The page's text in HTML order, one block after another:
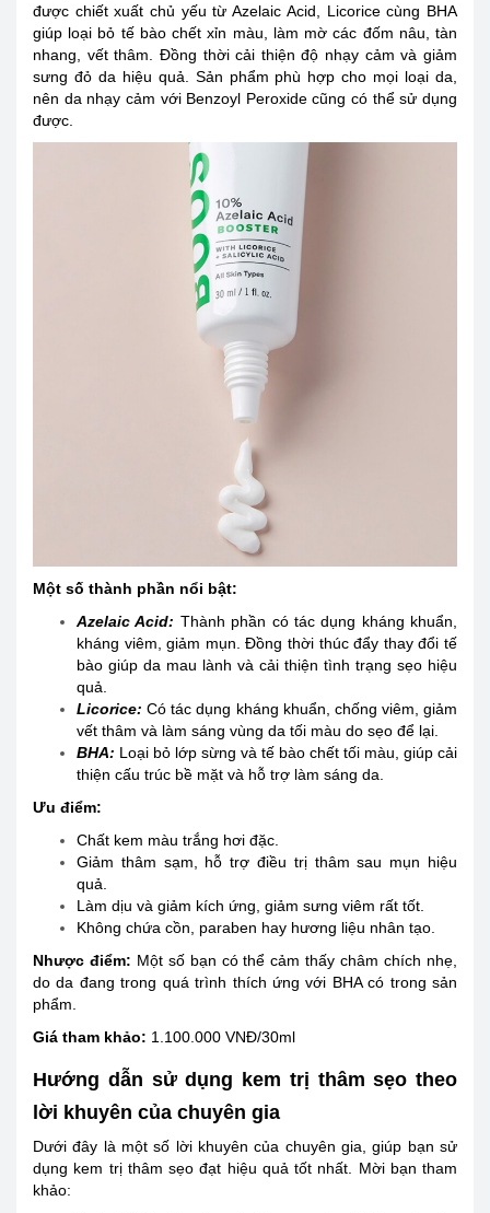
được chiết xuất chủ yếu từ Azelaic Acid, Licorice cùng BHA
giúp loại bỏ tế bào chết xỉn màu, làm mờ các đốm nâu, tàn
nhang, vết thâm. Đồng thời cải thiện độ nhạy cảm và giảm
sưng đỏ da hiệu quả. Sản phẩm phù hợp cho mọi loại da,
nên da nhạy cảm với Benzoyl Peroxide cũng có thể sử dụng
được.
Một số thành phần nổi bật:
Azelaic Acid: Thành phần có tác dụng kháng khuẩn,
kháng viêm, giảm mụn. Đồng thời thúc đẩy thay đổi tế
bào giúp da mau lành và cải thiện tình trạng sẹo hiệu
quả.
Licorice:Có tác dụng kháng khuẩn, chống viêm, giảm
vết thâm và làm sáng vùng da tối màu do sẹo để lại.
BHA: Loại bỏ lớp sừng và tế bào chết tối màu, giúp cải
thiện cấu trúc bề mặt và hỗ trợ làm sáng da.
Ưu điểm:
Chất kem màu trắng hơi đặc.
Giảm thâm sạm, hỗ trợ điều trị thâm sau mụn hiệu
quả.
Làm dịu và giảm kích ứng, giảm sưng viêm rất tốt.
Không chứa cồn, paraben hay hương liệu nhân tạo.
Nhược điểm: Một số bạn có thể cảm thấy châm chích nhẹ,
do da đang trong quá trình thích ứng với BHA có trong sản
phẩm.
Giá tham khảo: 1.100.000 VNĐ/30ml
Hướng dẫn sử dụng kem trị thâm sẹo theo
lời khuyên của chuyên gia
Dưới đây là một số lời khuyên của chuyên gia, giúp bạn sử
dụng kem trị thâm sẹo đạt hiệu quả tốt nhất. Mời bạn tham
khảo: